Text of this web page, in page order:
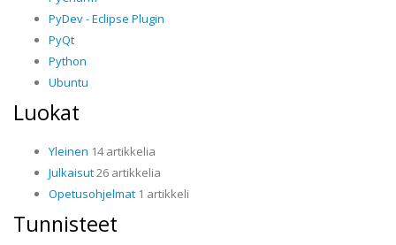
PyDev - Eclipse Plugin
PyQt
Python
Ubuntu
Luokat
Yleinen 14 artikkelia
Julkaisut26 artikkelia
Opetusohjelmat 1 artikkeli
Tunnisteet